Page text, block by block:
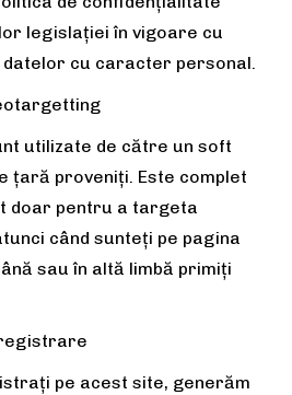
legislației în vigoare cu
cu caracter personal.
utilizate de către un soft
țară proveniți. Este complet
doar pentru a targeta
când sunteți pe pagina
sau în altă limbă primiți
pe acest site, generăm